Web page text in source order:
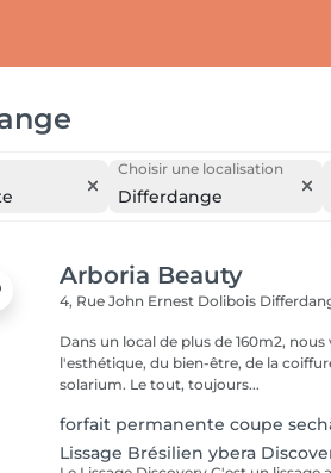
Choisir une localisation
Differdange
Arboria Beauty
4, Rue John Ernest Dolibois
Dans un local de plus de 160m2,
l'esthétique, du bien-être, de la
solarium. Le tout, toujours...
forfait permanente coupe
Lissage Brésilien ybera